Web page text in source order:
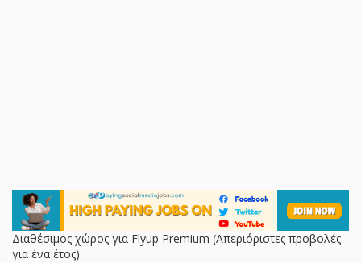
Διαθέσιμος χώρος για Flyup Premium (Απεριόριστες προβολές
για ένα έτος)